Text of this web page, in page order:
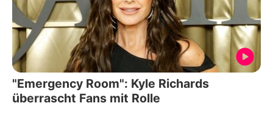
"Emergency Room": Kyle Richards
überrascht Fans mit Rolle